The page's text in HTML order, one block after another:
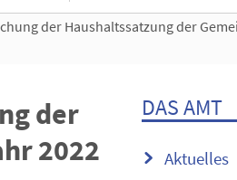
der Haushaltssatzung der
der
2022
DAS AMT
Aktuelles